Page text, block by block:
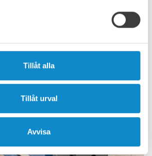
Tillåt alla
Tillåt urval
Avvisa